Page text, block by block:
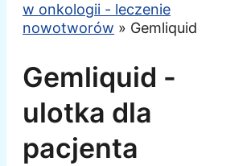
w onkologii - leczenie
nowotworów » Gemliquid
Gemliquid -
ulotka dla
pacjenta